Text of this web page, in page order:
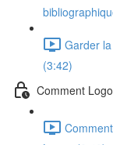
Garder
(3:42)
Comment